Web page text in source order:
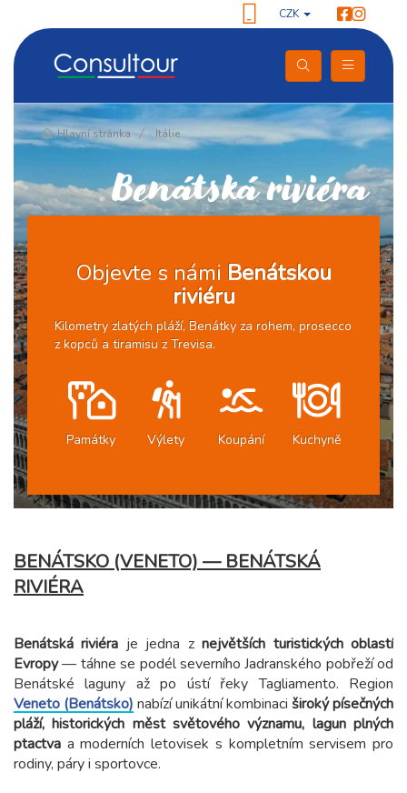
CZK
Hlavní stránka Itálie
Benátská riviéra
Objevte s námi Benátskou
riviéru
Kilometry zlatých pláží, Benátky za rohem, prosecco
z kopců a tiramisu z Trevisa.
Památky Výlety Koupání Kuchyně
BENÁTSKO (VENETO) — BENÁTSKÁ
RIVIÉRA
Benátská riviéra je jedna z největších turistických oblastí
Evropy— táhne se podél severního Jadranského pobřeží od
Veneto (Benátsko) nabízí unikátní kombinaci široký písečných
pláží, historických měst světového významu, lagun plných
ptactva a moderních letovisek s kompletním servisem pro
rodiny, páry i sportovce.
Pokračování